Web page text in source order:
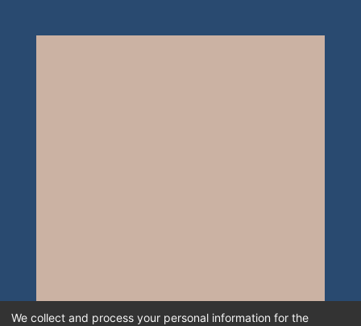
We collect and process your personal information for the